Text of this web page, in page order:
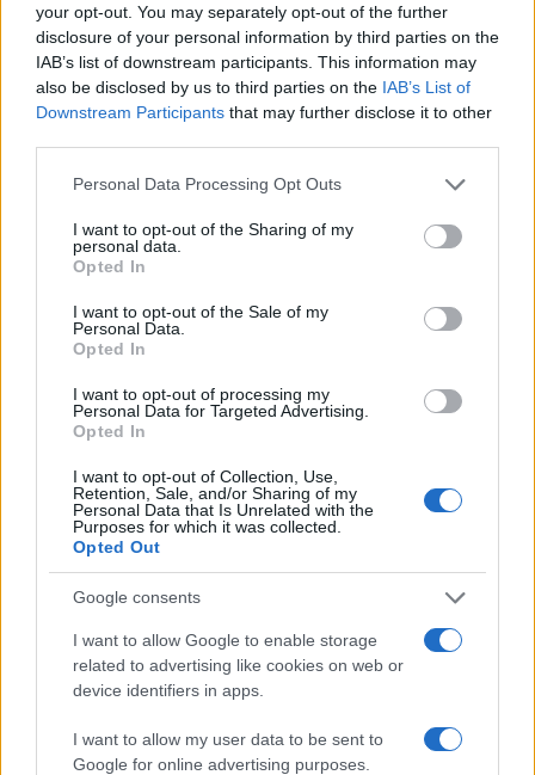
your opt-out. You may separately opt-out of the further
disclosure of your personal information by third parties on the
IAB’s list of downstream participants. This information may
also be disclosed by us to third parties on the IAB’s List of
Downstream Participants that may further disclose it to other
Please note that this website/app uses one or more Google
not limited to your visit or usage behaviour. You may click to
grant or deny consent to Google and its third-party tags to
use your data for below specified purposes in below Google
consent section.
Personal Data Processing Opt Outs
I want to opt-out of the Sharing of my
personal data.
Opted In
I want to opt-out of the Sale of my
Personal Data.
Opted In
I want to opt-out of processing my
Personal Data for Targeted Advertising.
Opted In
I want to opt-out of Collection, Use,
Retention, Sale, and/or Sharing of my
Personal Data that Is Unrelated with the
Purposes for which it was collected.
Opted Out
Google consents
I want to allow Google to enable storage
related to advertising like cookies on web or
device identifiers in apps.
I want to allow my user data to be sent to
Google for online advertising purposes.
Continua a leggere